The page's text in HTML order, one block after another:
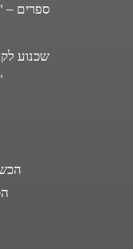
ספרים –
שכנוע